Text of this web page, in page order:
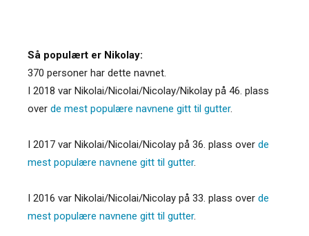
Så populært er Nikolay:
370 personer har dette navnet.
I 2018 var Nikolai/Nicolai/Nicolay/Nikolay på 46. plass
over de mest populære navnene gitt til gutter.
I 2017 var Nikolai/Nicolai/Nicolay på 36. plass over de
mest populære navnene gitt til gutter.
I 2016 var Nikolai/Nicolai/Nicolay på 33. plass over de
mest populære navnene gitt til gutter.